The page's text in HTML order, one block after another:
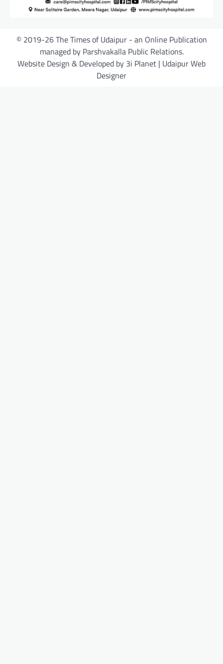
© 2019-26 The Times of Udaipur - an Online Publication
managed by Parshvakalla Public Relations.
Website Design & Developed by 3i Planet | Udaipur Web
Designer